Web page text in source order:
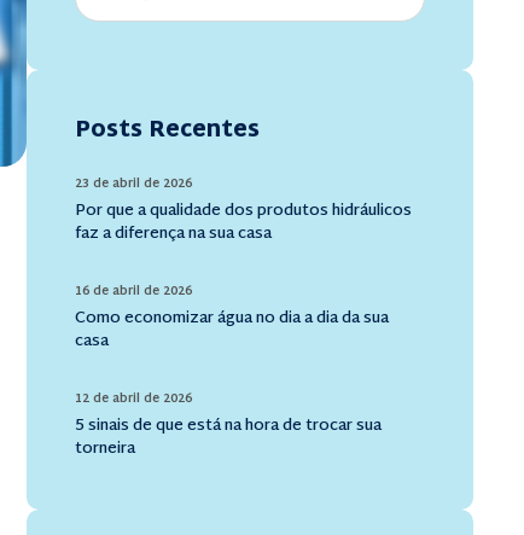
Posts Recentes
Por que a qualidade dos produtos hidráulicos
faz a diferença na sua casa
23 de abril de 2026
Como economizar água no dia a dia da sua
casa
16 de abril de 2026
5 sinais de que está na hora de trocar sua
torneira
12 de abril de 2026